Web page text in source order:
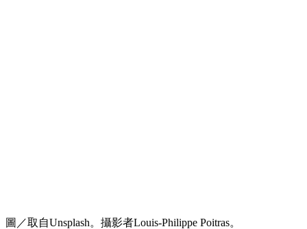
圖／取自Unsplash。攝影者Louis-Philippe Poitras。